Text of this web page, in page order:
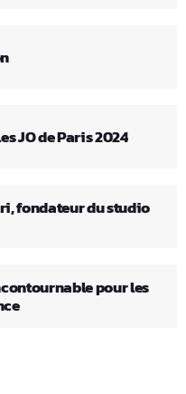
JO de Paris 2024
fondateur du studio
pour les